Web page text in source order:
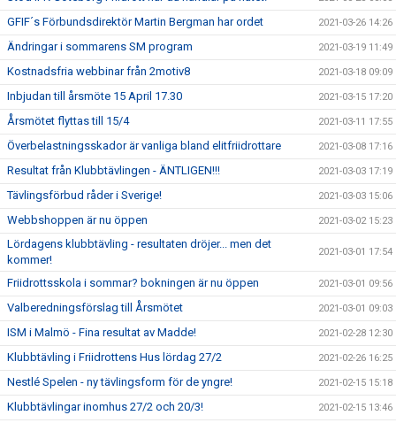
GFIF´s Förbundsdirektör Martin Bergman har ordet 2021-03-26 14:26
Ändringar i sommarens SM program 2021-03-19 11:49
Kostnadsfria webbinar från 2motiv8 2021-03-18 09:09
Inbjudan till årsmöte 15 April 17.30 2021-03-15 17:20
Årsmötet flyttas till 15/4 2021-03-11 17:55
Överbelastningsskador är vanliga bland elitfriidrottare 2021-03-08 17:16
Resultat från Klubbtävlingen - ÄNTLIGEN!!! 2021-03-03 17:19
Tävlingsförbud råder i Sverige! 2021-03-03 15:06
Webbshoppen är nu öppen 2021-03-02 15:23
Lördagens klubbtävling - resultaten dröjer... men det
kommer!
2021-03-01 17:54
Friidrottsskola i sommar? bokningen är nu öppen 2021-03-01 09:56
Valberedningsförslag till Årsmötet 2021-03-01 09:03
ISM i Malmö - Fina resultat av Madde! 2021-02-28 12:30
Klubbtävling i Friidrottens Hus lördag 27/2 2021-02-26 16:25
Nestlé Spelen - ny tävlingsform för de yngre! 2021-02-15 15:18
Klubbtävlingar inomhus 27/2 och 20/3! 2021-02-15 13:46